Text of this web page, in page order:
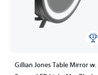
Gillian Jones Table Mirror w.